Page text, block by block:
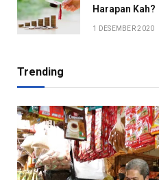
Harapan Kah?
1 DESEMBER 2020
Trending